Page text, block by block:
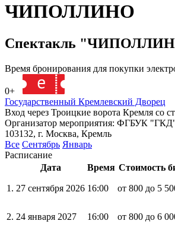
ЧИПОЛЛИНО
Спектакль
Время бронирования для покупки
0+
Государственный Кремлевский Дворец
Вход через Троицкие ворота Кремля со
Организатор мероприятия: ФГБУК
103132, г. Москва, Кремль
Все Сентябрь Январь
Расписание
Дата
Время Стоимость
1. 27 сентября 2026 16:00 от 800 до 5
2. 24 января 2027 16:00 от 800 до 6